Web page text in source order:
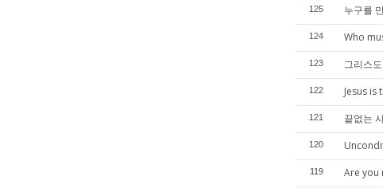
125 누구를
124 Who
123 그리스
122 Jesus is
121 끝없는
120
119 Are you